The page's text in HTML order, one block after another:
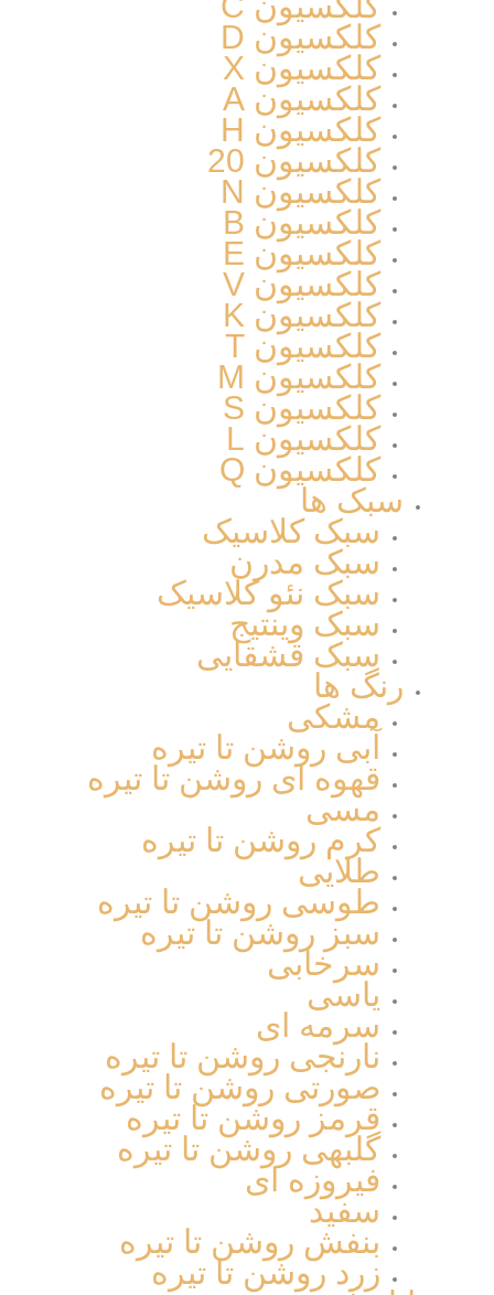
کلکسیون D
کلکسیون X
کلکسیون A
کلکسیون H
کلکسیون 20
کلکسیون N
کلکسیون B
کلکسیون E
کلکسیون V
کلکسیون K
کلکسیون T
کلکسیون M
کلکسیون S
کلکسیون L
کلکسیون Q
سبک ها
سبک کلاسیک
سبک مدرن
سبک نئو کلاسیک
سبک وینتیج
سبک قشقایی
رنگ ها
مشکی
آبی روشن تا تیره
قهوه ای روشن تا تیره
مسی
کرم روشن تا تیره
طلایی
طوسی روشن تا تیره
سبز روشن تا تیره
سرخابی
یاسی
سرمه ای
نارنجی روشن تا تیره
صورتی روشن تا تیره
قرمز روشن تا تیره
گلبهی روشن تا تیره
فیروزه ای
سفید
بنفش روشن تا تیره
زرد روشن تا تیره